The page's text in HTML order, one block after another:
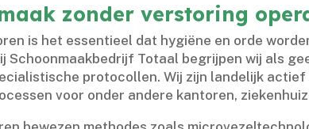
zonder verstoring
is het essentieel dat hygiëne en orde
Schoonmaakbedrijf Totaal begrijpen wij als
protocollen.​ Wij zijn landelijk
voor onder andere kantoren,